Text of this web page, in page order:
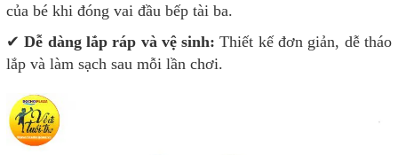
của bé khi đóng vai đầu bếp tài ba.
✔Dễ dàng lắp ráp và vệ sinh: Thiết kế đơn giản, dễ tháo
lắp và làm sạch sau mỗi lần chơi.